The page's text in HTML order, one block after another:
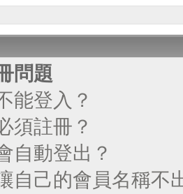
問題
能登入？
須註冊？
自動登出？
自己的會員名稱不